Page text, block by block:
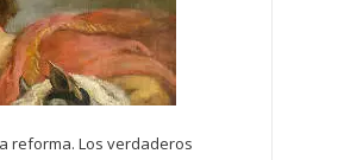
reforma. Los verdaderos